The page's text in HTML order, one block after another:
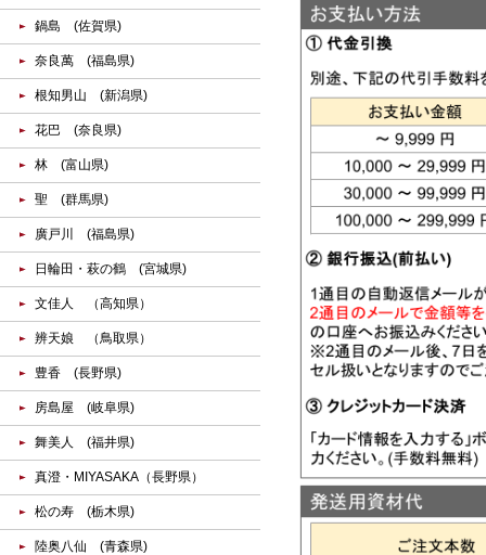
鍋島 (佐賀県)
奈良萬 (福島県)
根知男山 (新潟県)
花巴 (奈良県)
林 (富山県)
聖 (群馬県)
廣戸川 (福島県)
日輪田・萩の鶴 (宮城県)
文佳人 （高知県）
辨天娘 （鳥取県）
豊香 (長野県)
房島屋 (岐阜県)
舞美人 (福井県)
真澄・MIYASAKA（長野県）
松の寿 (栃木県)
陸奥八仙 (青森県)